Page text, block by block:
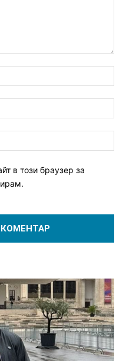
в този браузер за